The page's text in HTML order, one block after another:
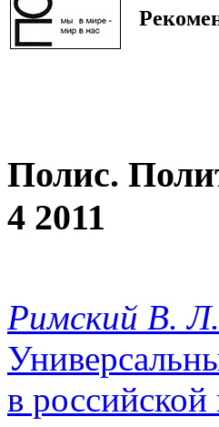
Полис.
4 2011
Римский В. Л.
в российской